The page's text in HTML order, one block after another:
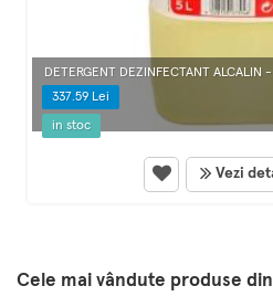
DETERGENT DEZINFECTANT ALCALIN
337.59 Lei
in stoc
Vezi
Cele mai vândute produse